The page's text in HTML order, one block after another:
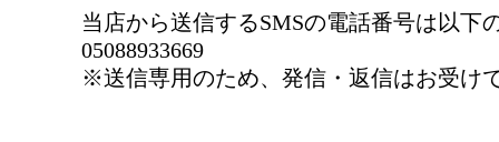
当店から送信するSMSの電話番号は以下
05088933669
※送信専用のため、発信・返信はお受け